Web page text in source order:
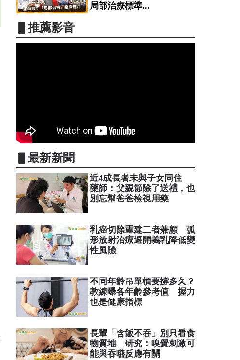
局部治療標準...
▋推薦影音
▋最新新聞
近4成長者未與子女同住
藥師：父親節除了送禮，也
別忘幫爸爸檢視用藥
乳癌切除重建二者兼顧 弧
形放射治療避開義乳降低變
性風險
不同年齡吊單槓要撐多久？
教練曝各年齡參考值 握力
也是健康指標
長輩「含飯不吞」別只看食
物質地 研究：嗅覺刺激可
能與吞嚥反應有關